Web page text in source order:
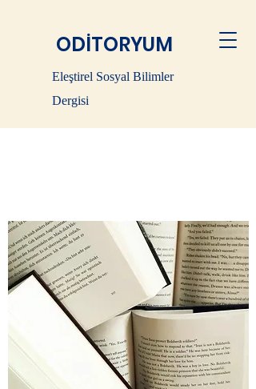
ODİTORYUM
Eleştirel Sosyal Bilimler
Dergisi